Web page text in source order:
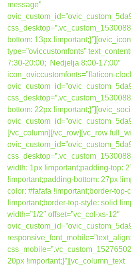
message”
bottom: 13px
type=”oviccustomfonts”
7:30-20:00; Nedjelja 8:00-17:00″
icon_oviccustomfonts=”flaticon-
bottom: 22px
[/vc_column][/vc_row][vc_row
width: 1px !important;padding-top:
!important;padding-bottom: 27px
color: #fafafa !important;border-top-
!important;border-top-style: solid
width=”1/2″ offset=”vc_col-xs-12″
20px !important;}”][vc_column_text